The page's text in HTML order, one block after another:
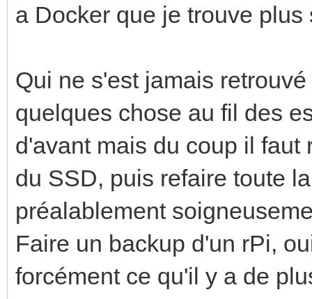
a Docker que je trouve
Qui ne s'est jamais
quelques chose au fil des
d'avant mais du coup il
du SSD, puis refaire toute
préalablement
Faire un backup d'un rPi,
forcément ce qu'il y a de